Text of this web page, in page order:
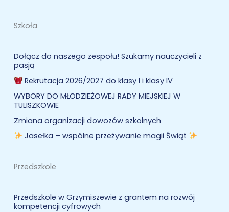
Szkoła
Dołącz do naszego zespołu! Szukamy nauczycieli z
pasją
Rekrutacja 2026/2027 do klasy I i klasy IV
WYBORY DO MŁODZIEŻOWEJ RADY MIEJSKIEJ W
TULISZKOWIE
Zmiana organizacji dowozów szkolnych
Jasełka – wspólne przeżywanie magii Świąt
Przedszkole
Przedszkole w Grzymiszewie z grantem na rozwój
kompetencji cyfrowych